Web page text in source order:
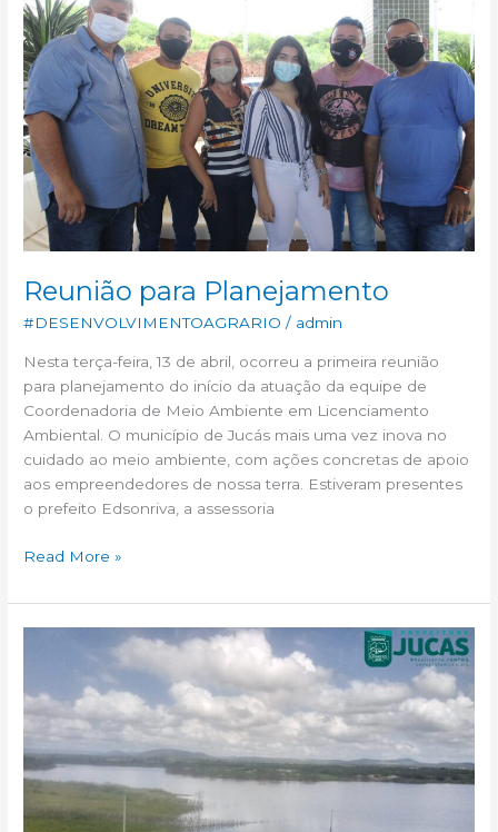
Reunião para Planejamento
#DESENVOLVIMENTOAGRARIO / admin
Nesta terça-feira, 13 de abril, ocorreu a primeira reunião
para planejamento do início da atuação da equipe de
Coordenadoria de Meio Ambiente em Licenciamento
Ambiental. O município de Jucás mais uma vez inova no
cuidado ao meio ambiente, com ações concretas de apoio
aos empreendedores de nossa terra. Estiveram presentes
o prefeito Edsonriva, a assessoria
Planejamento
Read More »
quantidade
de
chuvas
43%
acima